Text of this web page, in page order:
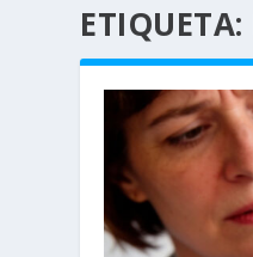
ETIQUETA: